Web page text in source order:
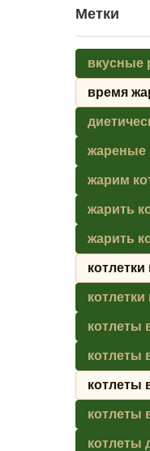
Метки
вкусные
время
жареные
жарим
жарить
жарить
котлетки
котлеты
котлеты
котлеты
котлеты
котлеты